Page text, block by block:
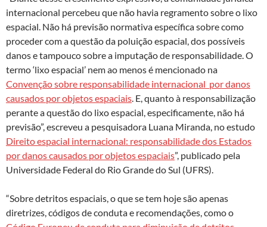
internacional percebeu que não havia regramento sobre o lixo
espacial. Não há previsão normativa específica sobre como
proceder com a questão da poluição espacial, dos possíveis
danos e tampouco sobre a imputação de responsabilidade. O
termo ‘lixo espacial’ nem ao menos é mencionado na
Convenção sobre responsabilidade internacional por danos
causados por objetos espaciais. E, quanto à responsabilização
perante a questão do lixo espacial, especificamente, não há
previsão”, escreveu a pesquisadora Luana Miranda, no estudo
Direito espacial internacional: responsabilidade dos Estados
por danos causados por objetos espaciais”, publicado pela
Universidade Federal do Rio Grande do Sul (UFRS).
“Sobre detritos espaciais, o que se tem hoje são apenas
diretrizes, códigos de conduta e recomendações, como o